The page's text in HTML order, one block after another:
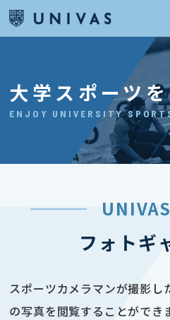
大学スポーツ
ENJOY UNIVERSITY
フォトギ
スポーツカメラマンが撮影し
の写真を閲覧することができ